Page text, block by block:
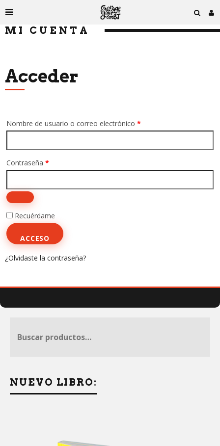
MI CUENTA
Acceder
Nombre de usuario o correo electrónico *
Contraseña *
Recuérdame
ACCESO
¿Olvidaste la contraseña?
NUEVO LIBRO: